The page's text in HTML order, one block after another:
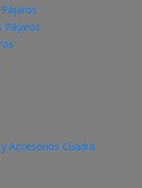
Pájaros
Accesorios Cuadra